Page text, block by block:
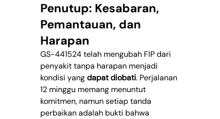
Penutup: Kesabaran,
Pemantauan, dan
Harapan
GS-441524 telah mengubah FIP dari
penyakit tanpa harapan menjadi
kondisi yang dapat diobati. Perjalanan
12 minggu memang menuntut
komitmen, namun setiap tanda
perbaikan adalah bukti bahwa